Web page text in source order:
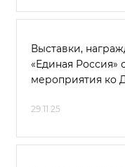
Выставки,
«Единая Россия»
мероприятия ко
29.11.25